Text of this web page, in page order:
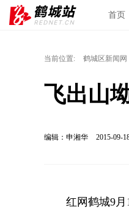
首页
当前位置: 鹤城区新闻网
飞出山
编辑：申湘华 2015-09-
红网鹤城9月